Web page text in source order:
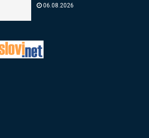
06.08.2026